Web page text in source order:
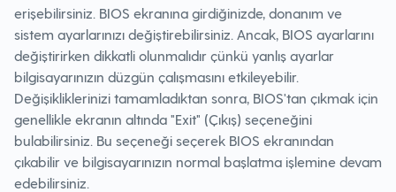
erişebilirsiniz. BIOS ekranına girdiğinizde, donanım ve
sistem ayarlarınızı değiştirebilirsiniz. Ancak, BIOS ayarlarını
değiştirirken dikkatli olunmalıdır çünkü yanlış ayarlar
bilgisayarınızın düzgün çalışmasını etkileyebilir.
Değişikliklerinizi tamamladıktan sonra, BIOS'tan çıkmak için
genellikle ekranın altında "Exit" (Çıkış) seçeneğini
bulabilirsiniz. Bu seçeneği seçerek BIOS ekranından
çıkabilir ve bilgisayarınızın normal başlatma işlemine devam
edebilirsiniz.